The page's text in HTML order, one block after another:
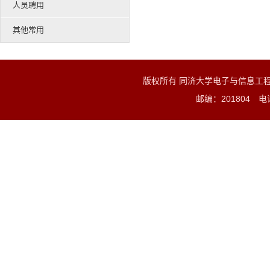
人员聘用
其他常用
版权所有 同济大学电子与信息
邮编：201804